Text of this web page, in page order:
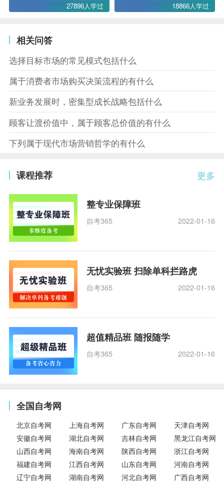
27896人学过 18866人学过
相关问答
选择目标市场的常见模式包括什么
属于消费者市场购买决策流程的有什么
新业务发展时，密集型成长战略包括什么
顾客让渡价值中，属于顾客总价值的有什么
下列属于现代市场营销哲学的有什么
更多
课程推荐
整专业保障班
自考365 2022-01-16
无忧实验班 扫除单科拦路虎
自考365 2022-01-16
超值精品班 随报随学
自考365 2022-01-16
全国自考网
北京自考网 上海自考网 广东自考网
天津自考网
安徽自考网
湖北自考网 吉林自考网
黑龙江自考网
山西自考网
海南自考网 陕西自考网
浙江自考网
福建自考网
江西自考网 山东自考网
河南自考网
辽宁自考网
湖南自考网 河北自考网
广西自考网